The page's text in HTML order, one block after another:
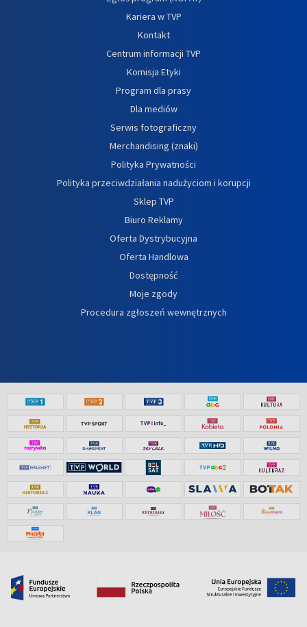
Kariera w TVP
Kontakt
Centrum informacji TVP
Komisja Etyki
Program dla prasy
Dla mediów
Serwis fotograficzny
Merchandising (znaki)
Polityka Prywatności
Polityka przeciwdziałania nadużyciom i korupcji
Sklep TVP
Biuro Reklamy
Oferta Dystrybucyjna
Oferta Handlowa
Dostępność
Moje zgody
Procedura zgłoszeń wewnętrznych